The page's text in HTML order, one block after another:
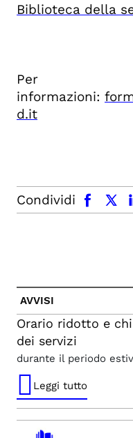
Biblioteca della
Per
informazioni:
d.it
Condividi
facebook x.com linkedin
AVVISI
Orario ridotto e
dei servizi
durante il periodo
Leggi tutto